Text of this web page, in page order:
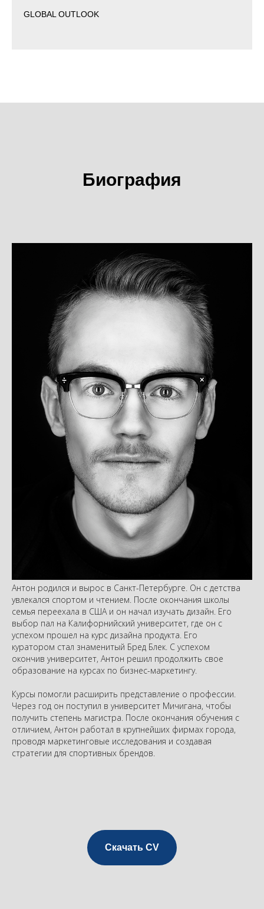
GLOBAL OUTLOOK
Биография
Антон родился и вырос в Санкт-Петербурге. Он с детства
увлекался спортом и чтением. После окончания школы
семья переехала в США и он начал изучать дизайн. Его
выбор пал на Калифорнийский университет, где он с
успехом прошел на курс дизайна продукта. Его
куратором стал знаменитый Бред Блек. С успехом
окончив университет, Антон решил продолжить свое
образование на курсах по бизнес-маркетингу.
Курсы помогли расширить представление о профессии.
Через год он поступил в университет Мичигана, чтобы
получить степень магистра. После окончания обучения с
отличием, Антон работал в крупнейших фирмах города,
проводя маркетинговые исследования и создавая
стратегии для спортивных брендов.
Скачать CV